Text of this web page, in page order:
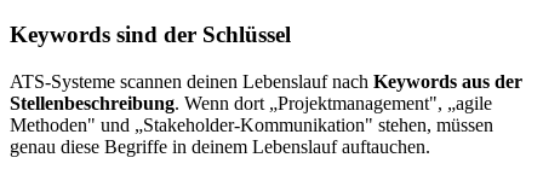
Keywords sind der Schlüssel
ATS-Systeme scannen deinen Lebenslauf nach Keywords aus der
Stellenbeschreibung. Wenn dort „Projektmanagement", „agile
Methoden" und „Stakeholder-Kommunikation" stehen, müssen
genau diese Begriffe in deinem Lebenslauf auftauchen.